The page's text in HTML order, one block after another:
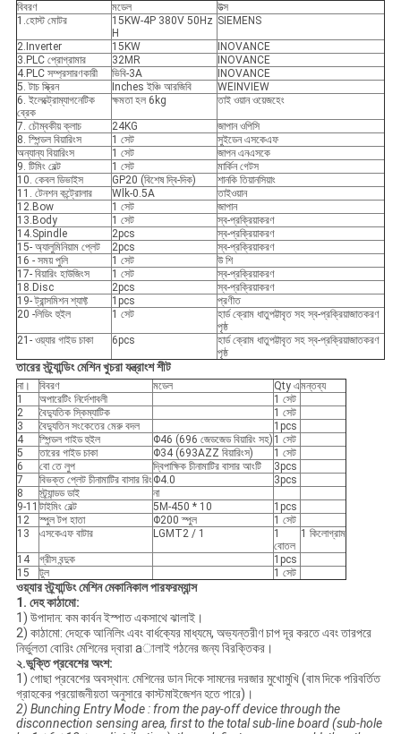
বিবরণ মডেল
উত্স
1.হোস্ট মোটর
15KW-4P 380V 50Hz
H
SIEMENS
2.Inverter 15KW
INOVANCE
3.PLC প্রোগ্রামার
32MR
INOVANCE
4.PLC সম্প্রসারণকারী
ভিবি-3A
INOVANCE
5. টাচ স্ক্রিন
Inches ইঞ্চি আরজিবি
WEINVIEW
6. ইলেক্ট্রোম্যাগনেটিক
ব্রেক
ক্ষমতা হল 6kg তাই ওয়ান ওয়েজহেং
7. চৌম্বকীয় ক্লাচ 24KG
জাপান ওপিসি
8. স্পিন্ডল বিয়ারিংস
1 সেট
সুইডেন এসকেএফ
অন্যান্য বিয়ারিংস
1 সেট
জাপন এনএসকে
9. টিমিং বেল্ট
1 সেট
মার্কিন গেটস
10. কেবল ডিভাইস
GP20 (বিশেষ দ্বি-দিক)
শানকি তিয়ানসিয়াং
11. টেনশন কন্ট্রোলার
Wlk-0.5A
তাইওয়ান
12.Bow
1 সেট
জাপান
13.Body
1 সেট
স্ব-প্রক্রিয়াকরণ
14.Spindle
2pcs
স্ব-প্রক্রিয়াকরণ
15- অ্যালুমিনিয়াম প্লেট
2pcs
স্ব-প্রক্রিয়াকরণ
16 - সময় পুলি
1 সেট
উ শি
17- বিয়ারিং হাউজিংস
1 সেট
স্ব-প্রক্রিয়াকরণ
18.Disc
2pcs
স্ব-প্রক্রিয়াকরণ
19- ট্রান্সমিশন শ্যাফ্ট
1pcs
প্রণীত
20 -লিডিং হুইল
1 সেট
হার্ড ক্রোম ধাতুপট্টাবৃত সহ স্ব-প্রক্রিয়াজাতকরণ
পৃষ্ঠ
21- ওয়্যার গাইড চাকা
6pcs
হার্ড ক্রোম ধাতুপট্টাবৃত সহ স্ব-প্রক্রিয়াজাতকরণ
পৃষ্ঠ
তারের স্ট্র্যান্ডিং মেশিন খুচরা যন্ত্রাংশ শীট
না। বিবরণ মডেল Qty এমন্তব্য
1
অপারেটিং নির্দেশাবলী
1 সেট
2
বৈদ্যুতিক স্কিম্যাটিক
1 সেট
3
বৈদ্যুতিন সংকেতের মেরু বদল
1pcs
4
স্পিন্ডল গাইড হুইল Φ46 (696 জেডজেড বিয়ারিং সহ) 1 সেট
5
তারের গাইড চাকা Φ34 (693AZZ বিয়ারিংস)
1 সেট
6
বো তে লুপ দ্বিপাক্ষিক চীনামাটির বাসার আংটি
3pcs
7
বিভক্ত প্লেট চীনামাটির বাসার রিং Φ4.0
3pcs
8
স্ট্র্যান্ডড ডাই
না
9-11 টাইমিং বেল্ট 5M-450 * 10
1pcs
12
স্পুল টপ হাতা Φ200 স্পুল
1 সেট
13
এসকেএফ বাটার LGMT2 / 1
1
বোতল
1 কিলোগ্রাম
14 গ্রীস বন্দুক
1pcs
15
টুল 1 সেট
ওয়্যার স্ট্র্যান্ডিং মেশিন মেকানিকাল পারফরম্যান্স
1. দেহ কাঠামো:
1) উপাদান: কম কার্বন ইস্পাত একসাথে ঝালাই।
2) কাঠামো: দেহকে আনিলিং এবং বার্ধক্যের মাধ্যমে, অভ্যন্তরীণ চাপ দূর করতে এবং তারপরে
নির্ভুলতা বোরিং মেশিনের দ্বারা aালাই গঠনের জন্য বিরক্তিকর।
২.ভুক্তি প্রবেশের অংশ:
1) গোছা প্রবেশের অবস্থান: মেশিনের ডান দিকে সামনের দরজার মুখোমুখি (বাম দিকে পরিবর্তিত
গ্রাহকের প্রয়োজনীয়তা অনুসারে কাস্টমাইজেশন হতে পারে)।
2) Bunching Entry Mode : from the pay-off device through the
disconnection sensing area, first to the total sub-line board (sub-hole